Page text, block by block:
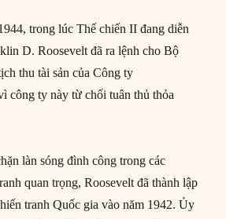
trong lúc Thế chiến II đang diễn
D. Roosevelt đã ra lệnh cho Bộ
thu tài sản của Công ty
công ty này từ chối tuân thủ thỏa
làn sóng đình công trong các
quan trọng, Roosevelt đã thành lập
tranh Quốc gia vào năm 1942. Ủy